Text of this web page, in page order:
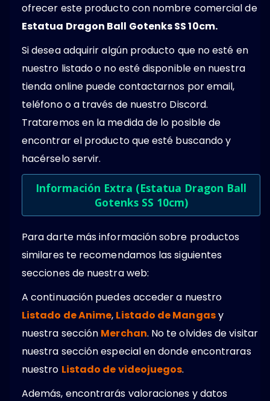
ofrecer este producto con nombre comercial de
Estatua Dragon Ball Gotenks SS 10cm.
Si desea adquirir algún producto que no esté en
nuestro listado o no esté disponible en nuestra
tienda online puede contactarnos por email,
teléfono o a través de nuestro Discord.
Trataremos en la medida de lo posible de
encontrar el producto que esté buscando y
hacérselo servir.
Información Extra (Estatua Dragon Ball
Gotenks SS 10cm)
Para darte más información sobre productos
similares te recomendamos las siguientes
secciones de nuestra web:
A continuación puedes acceder a nuestro
Listado de Anime, Listado de Mangasy
nuestra sección Merchan. No te olvides de visitar
nuestra sección especial en donde encontraras
nuestro Listado de videojuegos.
Además, encontrarás valoraciones y datos